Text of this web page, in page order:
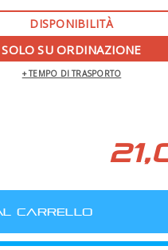
DISPONIBILITÀ
SOLO SU ORDINAZIONE
+ TEMPO DI TRASPORTO